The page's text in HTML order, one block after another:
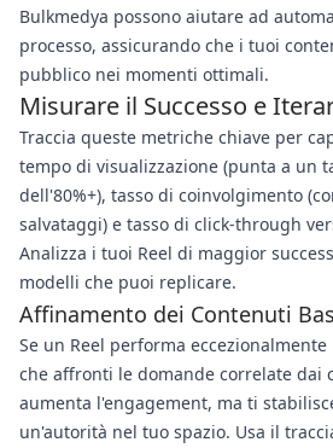
Bulkmedya possono aiutare ad
processo, assicurando che i tuoi
pubblico nei momenti ottimali.
Misurare il Successo e
Traccia queste metriche chiave per
tempo di visualizzazione (punta a un
dell'80%+), tasso di coinvolgimento
salvataggi) e tasso di click-through
Analizza i tuoi Reel di maggior
modelli che puoi replicare.
Affinamento dei Contenuti
Se un Reel performa
che affronti le domande correlate dai
aumenta l'engagement, ma ti
un'autorità nel tuo spazio. Usa il